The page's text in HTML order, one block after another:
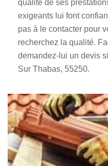
qualité de ses
exigeants lui font
pas à le contacter pour
recherchez la qualité.
demandez-lui un devis
Sur Thabas, 55250.